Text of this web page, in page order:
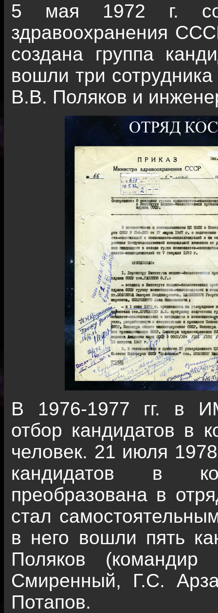
5 мая 1972 г.
здравоохранения
создана группа
вошли три
В.В. Поляков и
В 1976-1977 гг. в
отбор кандидатов в
человек. 21 июля
кандидатов в
преобразована в
стал
в него вошли пять
Поляков
Смиренный, Г.С.
Потапов.